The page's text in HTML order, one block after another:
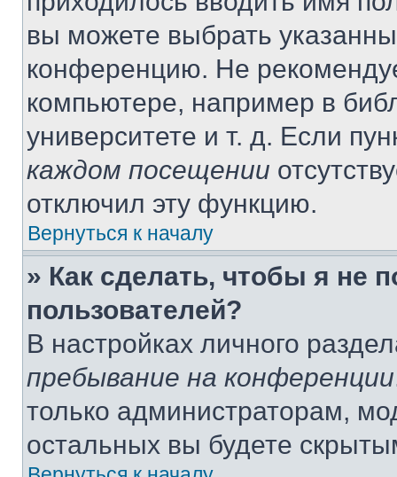
вы можете выбрать
конференцию. Не
компьютере, например в
университете и т. д. Если
каждом посещении
отключил эту функцию.
Вернуться к началу
» Как сделать, чтобы я не
пользователей?
В настройках личного
пребывание на конференции
только администраторам,
остальных вы будете